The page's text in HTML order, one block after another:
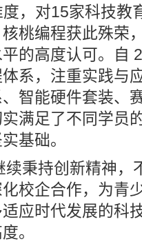
度，对15家科技教
桃编程获此殊荣
的高度认可。自
系，注重实践与
智能硬件套装、
满足了不同学员
基础。
续秉持创新精神，
校企合作，为青
应时代发展的科
。